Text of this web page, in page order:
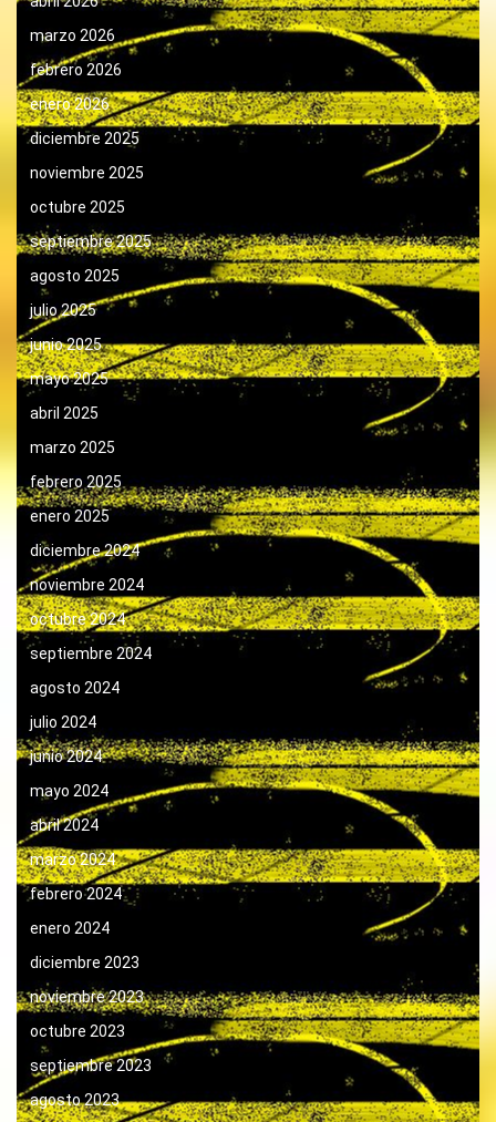
marzo 2026
febrero 2026
enero 2026
diciembre 2025
noviembre 2025
octubre 2025
septiembre 2025
agosto 2025
julio 2025
junio 2025
mayo 2025
abril 2025
marzo 2025
febrero 2025
enero 2025
diciembre 2024
noviembre 2024
octubre 2024
septiembre 2024
agosto 2024
julio 2024
junio 2024
mayo 2024
abril 2024
marzo 2024
febrero 2024
enero 2024
diciembre 2023
noviembre 2023
octubre 2023
septiembre 2023
agosto 2023